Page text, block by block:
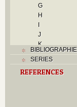
G
H
I
J
K
L
M
N
BIBLIOGRAPHIE
SERIES
REFERENCES